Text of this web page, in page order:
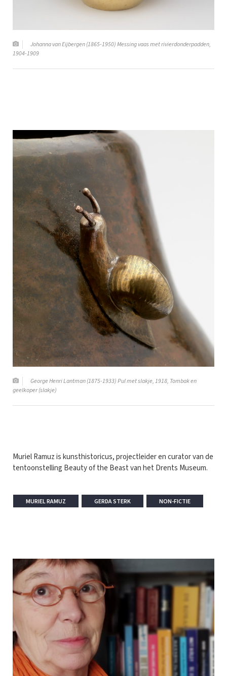
Johanna van Eijbergen (1865-1950) Messing vaas met rivierdonderpadden,
1904-1909
George Henri Lantman (1875-1933) Pul met slakje, 1918, Tombak en
geelkoper (slakje)
Muriel Ramuz is kunsthistoricus, projectleider en curator van de
tentoonstelling Beauty of the Beast van het Drents Museum.
MURIEL RAMUZ GERDA STERK NON-FICTIE